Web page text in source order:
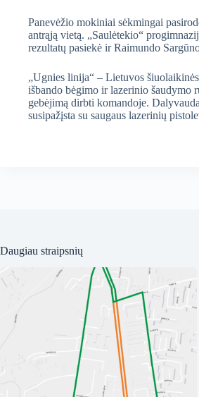
Panevėžio mokiniai sėkmingai
antrąją vietą. „Saulėtekio“
rezultatų pasiekė ir Raimundo
„Ugnies linija“ – Lietuvos
išbando bėgimo ir lazerinio šaudymo
gebėjimą dirbti komandoje.
susipažįsta su saugaus lazerinių
Daugiau straipsnių